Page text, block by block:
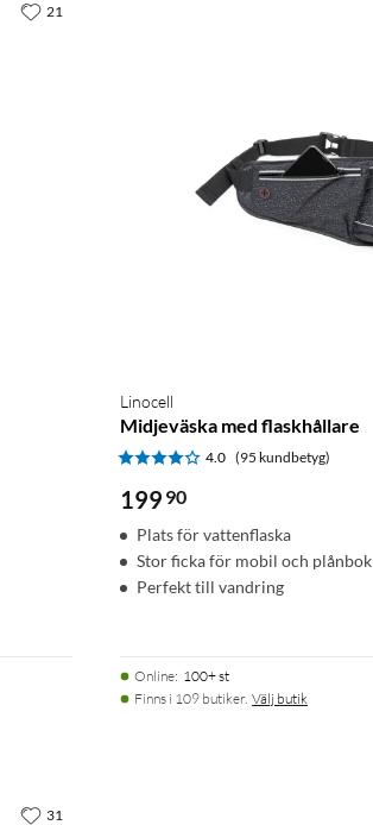
21
Linocell
Midjeväska med flaskhållare
4.0 (95 kundbetyg)
199 90
Plats för vattenflaska
Stor ficka för mobil och plånbok
Perfekt till vandring
Online: 100+ st
Finns i 109 butiker. Välj butik
31